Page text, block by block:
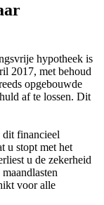
hypotheek is
2017, met behoud
opgebouwde
af te lossen. Dit
dit financieel
u stopt met het
u de zekerheid
voor alle